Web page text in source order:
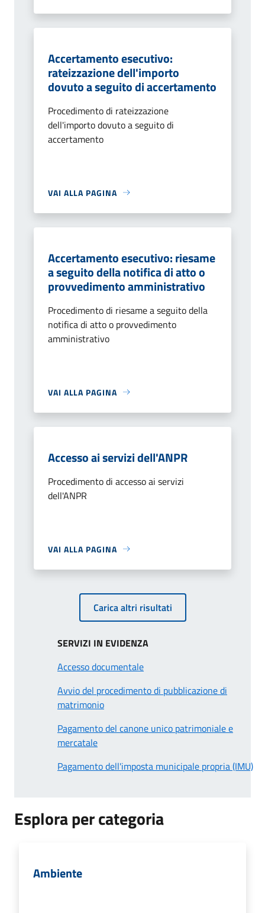
Accertamento esecutivo:
rateizzazione dell'importo
dovuto a seguito di accertamento
Procedimento di rateizzazione
dell'importo dovuto a seguito di
accertamento
VAI ALLA PAGINA
Accertamento esecutivo: riesame
a seguito della notifica di atto o
provvedimento amministrativo
Procedimento di riesame a seguito della
notifica di atto o provvedimento
amministrativo
VAI ALLA PAGINA
Accesso ai servizi dell'ANPR
Procedimento di accesso ai servizi
dell'ANPR
VAI ALLA PAGINA
Carica altri risultati
SERVIZI IN EVIDENZA
Accesso documentale
Avvio del procedimento di pubblicazione di
matrimonio
Pagamento del canone unico patrimoniale e
mercatale
Pagamento dell'imposta municipale propria (IMU)
Esplora per categoria
Ambiente